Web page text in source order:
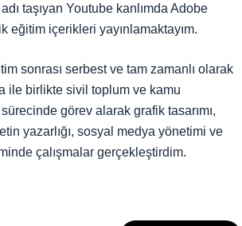
taşıyan Youtube kanlımda Adobe
eğitim içerikleri yayınlamaktayım.
sonrası serbest ve tam zamanlı olarak
ile birlikte sivil toplum ve kamu
görev alarak grafik tasarımı,
yazarlığı, sosyal medya yönetimi ve
çalışmalar gerçekleştirdim.